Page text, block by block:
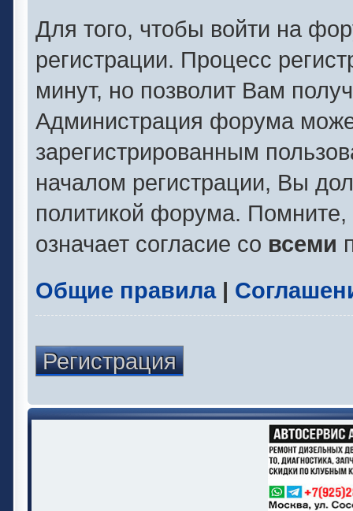
Для того, чтобы войти на
регистрации. Процесс
минут, но позволит Вам
Администрация форума
зарегистрированным
началом регистрации, Вы
политикой форума.
означает согласие со всеми
Общие правила|
Регистрация